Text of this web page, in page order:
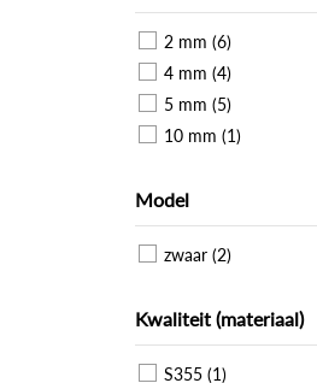
2 mm (6)
4 mm (4)
5 mm (5)
10 mm (1)
Model
zwaar (2)
Kwaliteit (materiaal)
S355 (1)